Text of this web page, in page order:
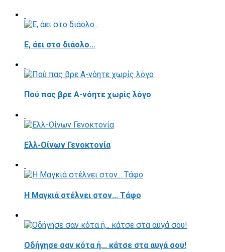
E, άει στο διάολο...
Πού πας βρε Α-νόητε χωρίς λόγο
Ελλ-Οίνων Γενοκτονία
H Μαγκιά στέλνει στον... Τάφο
Οδήγησε σαν κότα ή... κάτσε στα αυγά σου!